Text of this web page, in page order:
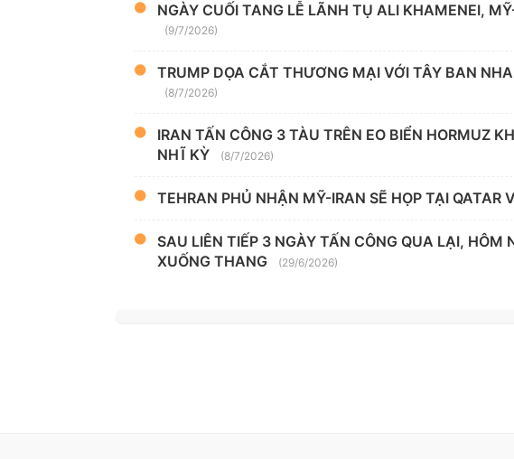
NGÀY CUỐI TANG LỄ LÃNH TỤ ALI KHAMENEI,
(9/7/2026)
TRUMP DỌA CẮT THƯƠNG MẠI VỚI TÂY BAN
(8/7/2026)
IRAN TẤN CÔNG 3 TÀU TRÊN EO BIỂN HORMUZ
NHĨ KỲ
(8/7/2026)
TEHRAN PHỦ NHẬN MỸ-IRAN SẼ HỌP TẠI QATAR
SAU LIÊN TIẾP 3 NGÀY TẤN CÔNG QUA LẠI, HÔM
XUỐNG THANG
(29/6/2026)